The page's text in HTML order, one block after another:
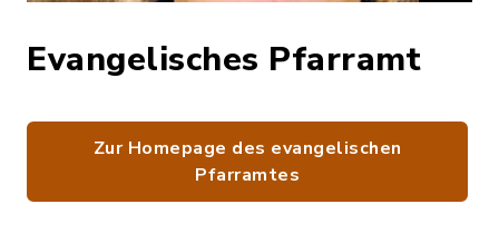
Evangelisches Pfarramt
Zur Homepage des evangelischen
Pfarramtes